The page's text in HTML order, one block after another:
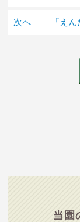
次へ 『え
当園